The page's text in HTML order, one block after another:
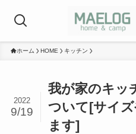
ホーム HOME キッチン
我が家のキッ
ついて[サイ
ます]
2022
9/19